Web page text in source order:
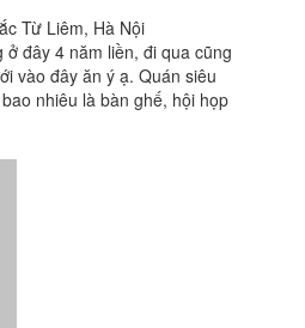
Từ Liêm, Hà Nội
ở đây 4 năm liền, đi qua cũng
vào đây ăn ý ạ. Quán siêu
nhiêu là bàn ghế, hội họp